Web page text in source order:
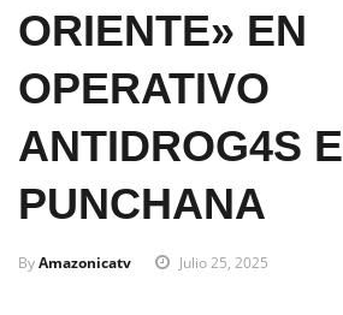
ORIENTE» EN
OPERATIVO
ANTIDROG4S
PUNCHANA
ByAmazonicatv Julio 25, 2025